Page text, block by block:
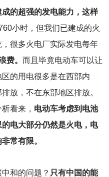
的超强的发电能力，这样
小时，但我们已建成的火
很多火电厂实际发电每年
费。 而且毕竟电动车可以让
的用电很多是在西部内
放，不在东部地区排放。
看来， 电动车考虑到电池
电大部分仍然是火电，电
常有限。
和的问题？ 只有中国的能